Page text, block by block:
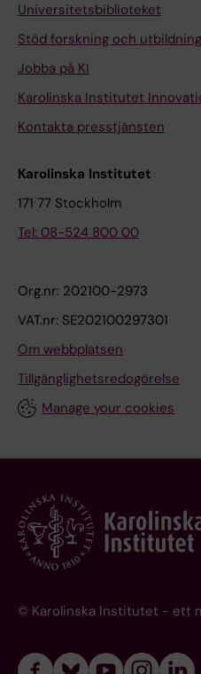
Universitetsbiblioteket
Stöd forskning och utbildning
Jobba på KI
Karolinska Institutet
Kontakta presstjänsten
Karolinska Institutet
171 77 Stockholm
Tel: 08-524 800 00
Org.nr: 202100-2973
VAT.nr: SE202100297301
Om webbplatsen
Tillgänglighetsredogörelse
Manage your cookies
© Karolinska Institutet - ett